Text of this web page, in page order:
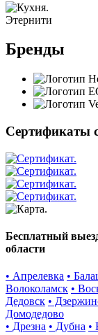
Этернити
Бренды
Сертификаты
Бесплатный
области
• Апрелевка •
Волоколамск •
Дедовск •
Домодедово
• Дрезна • Дубна •